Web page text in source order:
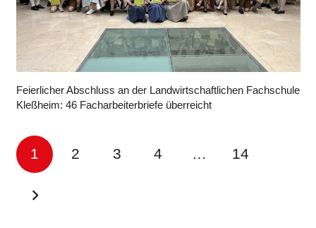
Feierlicher Abschluss an der Landwirtschaftlichen Fachschule
Kleßheim: 46 Facharbeiterbriefe überreicht
1 2 3 4 … 14